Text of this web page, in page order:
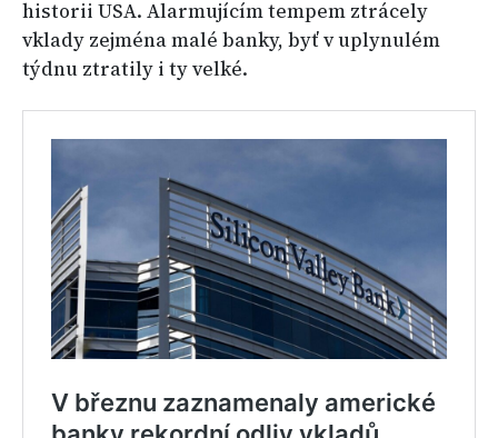
historii USA. Alarmujícím tempem ztrácely
vklady zejména malé banky, byť v uplynulém
týdnu ztratily i ty velké.